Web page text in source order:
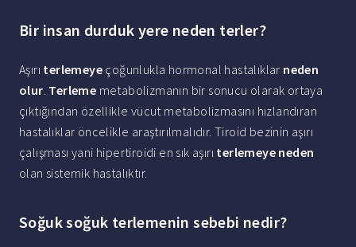
Bir insan durduk yere neden terler?
Aşırı terlemeye çoğunlukla hormonal hastalıklar neden
olur. Terleme metabolizmanın bir sonucu olarak ortaya
çıktığından özellikle vücut metabolizmasını hızlandıran
hastalıklar öncelikle araştırılmalıdır. Tiroid bezinin aşırı
çalışması yani hipertiroidi en sık aşırı terlemeye neden
olan sistemik hastalıktır.
Soğuk soğuk terlemenin sebebi nedir?